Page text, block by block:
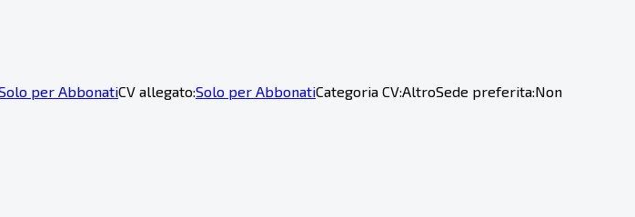
per AbbonatiCV allegato:Solo per AbbonatiCategoria CV:AltroSede preferita:Non